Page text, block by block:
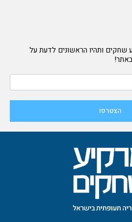
שחקים ותהיו הראשונים לדעת על